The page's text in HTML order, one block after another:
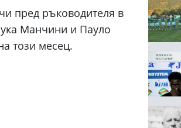
пред ръководителя в
Манчини и Пауло
този месец.